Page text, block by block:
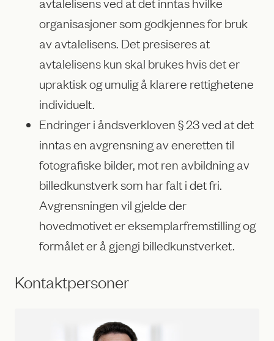
organisasjoner som godkjennes for bruk
av avtalelisens. Det presiseres at
avtalelisens kun skal brukes hvis det er
upraktisk og umulig å klarere rettighetene
individuelt.
Endringer i åndsverkloven § 23 ved at det
inntas en avgrensning av eneretten til
fotografiske bilder, mot ren avbildning av
billedkunstverk som har falt i det fri.
Avgrensningen vil gjelde der
hovedmotivet er eksemplarfremstilling og
formålet er å gjengi billedkunstverket.
Kontaktpersoner